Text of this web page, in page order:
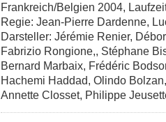
Frankreich/Belgien 2004,
Regie: Jean-Pierre Dardenne,
Darsteller: Jérémie Renier,
Fabrizio Rongione,, Stéphane
Bernard Marbaix, Frédéric
Hachemi Haddad, Olindo
Annette Closset, Philippe